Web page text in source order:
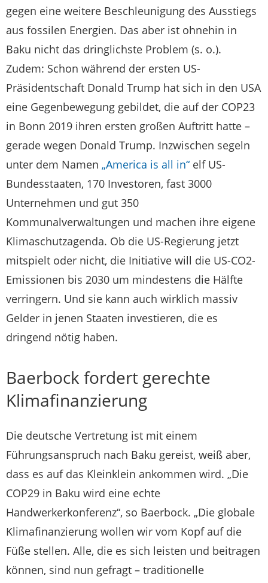
gegen eine weitere Beschleunigung des Ausstiegs
aus fossilen Energien. Das aber ist ohnehin in
Baku nicht das dringlichste Problem (s. o.).
Zudem: Schon während der ersten US-
Präsidentschaft Donald Trump hat sich in den USA
eine Gegenbewegung gebildet, die auf der COP23
in Bonn 2019 ihren ersten großen Auftritt hatte –
gerade wegen Donald Trump. Inzwischen segeln
unter dem Namen „America is all in“ elf US-
Bundesstaaten, 170 Investoren, fast 3000
Unternehmen und gut 350
Kommunalverwaltungen und machen ihre eigene
Klimaschutzagenda. Ob die US-Regierung jetzt
mitspielt oder nicht, die Initiative will die US-CO2-
Emissionen bis 2030 um mindestens die Hälfte
verringern. Und sie kann auch wirklich massiv
Gelder in jenen Staaten investieren, die es
dringend nötig haben.
Baerbock fordert gerechte
Klimafinanzierung
Die deutsche Vertretung ist mit einem
Führungsanspruch nach Baku gereist, weiß aber,
dass es auf das Kleinklein ankommen wird. „Die
COP29 in Baku wird eine echte
Handwerkerkonferenz“, so Baerbock. „Die globale
Klimafinanzierung wollen wir vom Kopf auf die
Füße stellen. Alle, die es sich leisten und beitragen
können, sind nun gefragt – traditionelle